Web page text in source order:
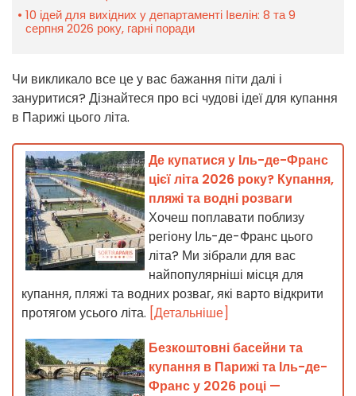
10 ідей для вихідних у департаменті Івелін: 8 та 9
серпня 2026 року, гарні поради
Чи викликало все це у вас бажання піти далі і
зануритися? Дізнайтеся про всі чудові ідеї для купання
в Парижі цього літа.
Де купатися у Іль-де-Франс
цієї літа 2026 року? Купання,
пляжі та водні розваги
Хочеш поплавати поблизу
регіону Іль-де-Франс цього
літа? Ми зібрали для вас
найпопулярніші місця для
купання, пляжі та водних розваг, які варто відкрити
протягом усього літа. [Детальніше]
Безкоштовні басейни та
купання в Парижі та Іль-де-
Франс у 2026 році —